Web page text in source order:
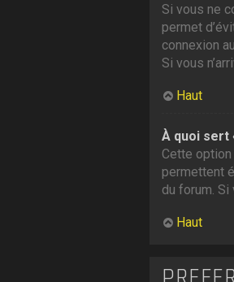
Si vous ne
permet
connexion
Si vous
Haut
À quoi sert
Cette
permettent
du forum.
Haut